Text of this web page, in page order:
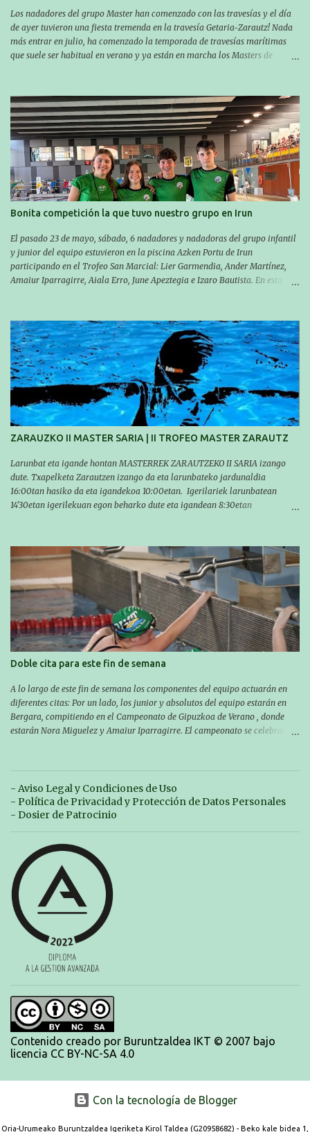
Los nadadores del grupo Master han comenzado con las travesías y el día
de ayer tuvieron una fiesta tremenda en la travesía Getaria-Zarautz! Nada
más entrar en julio, ha comenzado la temporada de travesías marítimas
que suele ser habitual en verano y ya están en marcha los Masters de
próxima cita. Para empezar, el 13 de julio, Manu Santos participó en la
XXXVIII. Travesía a nado de Ondarroa y recorrió una distancia de 1600
metros en 28 minutos y 30 segundos. Al día siguiente, Manu Santos y su
compañero Asier Gorostegi participaron en la V. San Antón Bira. En esta
travesía se realiza un recorrido desde la playa de Gaztetape hasta la playa
de Malkorbe, pero debido al estado del mar de aquel día, la organización
decidió hacerlo en el interior de la bahía de la playa de Malkorbe. Así,
Asier completó el recorrido en 29 minutos y 30 segundos, c...
Bonita competición la que tuvo nuestro grupo en Irun
El pasado 23 de mayo, sábado, 6 nadadores y nadadoras del grupo infantil
y junior del equipo estuvieron en la piscina Azken Portu de Irun
participando en el Trofeo San Marcial: Lier Garmendia, Ander Martínez,
Amaiur Iparragirre, Aiala Erro, June Apeztegia e Izaro Bautista. En esta
marcas. A pesar de no conseguir marca, pasaron una tarde muy buena y
sirvió para reforzar su experiencia. La mayoría ya ha terminado la
temporada, pero seguiremos trabajando con quienes están en la recta final,
trabajando para que cada uno consiga sus objetivos personales. BRNPWR!
ZARAUZKO II MASTER SARIA | II TROFEO MASTER ZARAUTZ
Larunbat eta igande hontan MASTERREK ZARAUTZEKO II SARIA izango
dute. Txapelketa Zarautzen izango da eta larunbateko jardunaldia
16:00tan hasiko da eta igandekoa 10:00etan. Igerilariek larunbatean
14'30etan igerilekuan egon beharko dute eta igandean 8:30etan
domingo los MASTERS tendrán el II TROFEO MASTER DE ZARAUTZ. La
competición se celebrará en Zarautz a las 16:00 la jornada del sabado y a
las 10:00 la del domingo. Los/las nadadores/as tendrán que estar en la
piscina a las 14:30 el sabado y a las 8:30 el domingo (polideportivo
Aritzbatalde). SERIES
Doble cita para este fin de semana
A lo largo de este fin de semana los componentes del equipo actuarán en
diferentes citas: Por un lado, los junior y absolutos del equipo estarán en
Bergara, compitiendo en el Campeonato de Gipuzkoa de Verano , donde
estarán Nora Miguelez y Amaiur Iparragirre. El campeonato se celebrará
sábado por la tarde a las 16:30. Por otro lado, otro grupo pequeño actuará
en el polideportivo Antzizar de Beasain en el XXIIIº memorial Leire
Contreras , en una mañana popular festiva organizada por el club Igartza.
Las pruebas empezarán a las 10:30, a las 11:30 habrá pruebas populares
participantes. Toda la información sobre convocatorias y competiciones la
encontraréis en nuestra web, en el siguiente enlace:
https://www.es.buruntzaldeaikt.eus/competici%C3%B3n/egutegia#h.9xisch
p06awl ¡Mucha suert...
- Aviso Legal y Condiciones de Uso
- Política de Privacidad y Protección de Datos Personales
- Dosier de Patrocinio
Contenido creado por Buruntzaldea IKT © 2007 bajo
licencia CC BY-NC-SA 4.0
Con la tecnología de Blogger
Oria-Urumeako Buruntzaldea Igeriketa Kirol Taldea (G20958682) - Beko kale bidea 1,